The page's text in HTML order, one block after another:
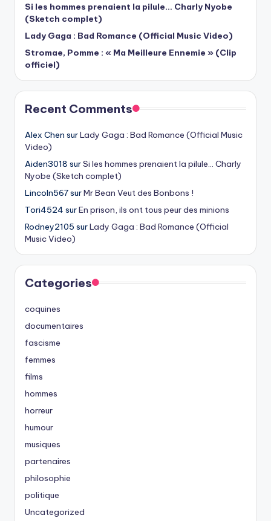
Si les hommes prenaient la pilule… Charly Nyobe
(Sketch complet)
Lady Gaga : Bad Romance (Official Music Video)
Stromae, Pomme : « Ma Meilleure Ennemie » (Clip
officiel)
Recent Comments
Alex Chen surLady Gaga : Bad Romance (Official Music
Video)
Aiden3018 surSi les hommes prenaient la pilule… Charly
Nyobe (Sketch complet)
Lincoln567surMr Bean Veut des Bonbons !
Tori4524 surEn prison, ils ont tous peur des minions
Rodney2105 surLady Gaga : Bad Romance (Official
Music Video)
Categories
coquines
documentaires
fascisme
femmes
films
hommes
horreur
humour
musiques
partenaires
philosophie
politique
Uncategorized